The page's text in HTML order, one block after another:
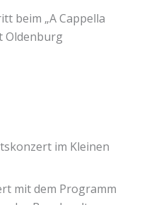
beim „A Cappella
Oldenburg
im Kleinen
mit dem Programm